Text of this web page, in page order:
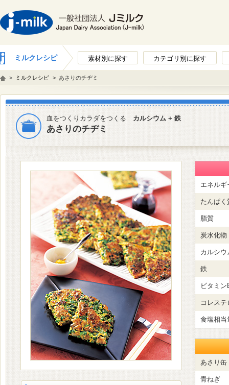
ミルクレシピ 素材別に探す カテゴリ別に探す
> ミルクレシピ > あさりのチヂミ
血をつくりカラダをつくる カルシウム + 鉄
あさりのチヂミ
エネルギ
たんぱく
脂質
炭水化物
カルシウ
鉄
ビタミン
コレステ
食塩相当
あさり缶
青ねぎ